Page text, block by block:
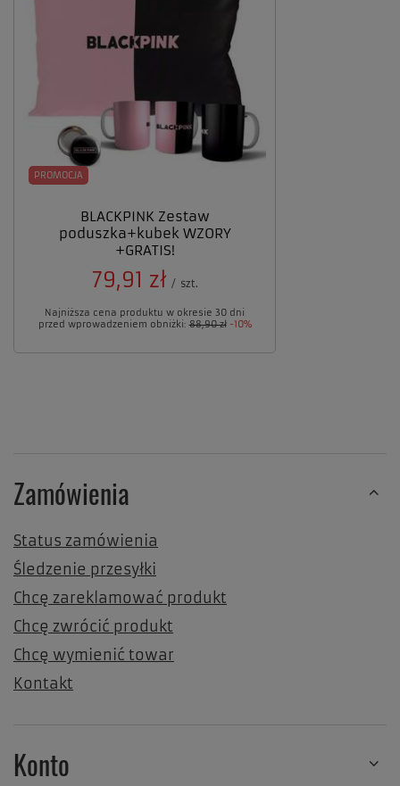
PROMOCJA
BLACKPINK Zestaw
poduszka+kubek WZORY
+GRATIS!
79,91 zł / szt.
Najniższa cena produktu w okresie 30 dni
przed wprowadzeniem obniżki:88,90 zł -10%
Zamówienia
Status zamówienia
Śledzenie przesyłki
Chcę zareklamować produkt
Chcę zwrócić produkt
Chcę wymienić towar
Kontakt
Konto